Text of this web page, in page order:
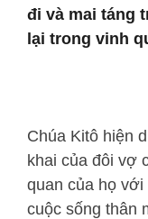
đi và mai táng
lại trong vinh
Chúa Kitô hiện
khai của đôi vợ
quan của họ
cuộc sống thân